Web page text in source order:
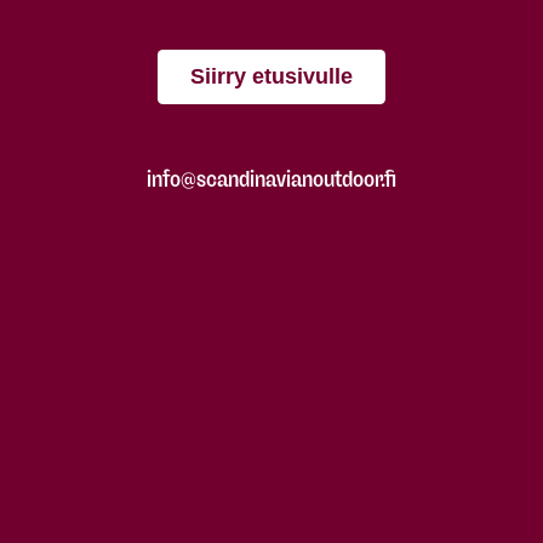
Siirry etusivulle
info@scandinavianoutdoor.fi